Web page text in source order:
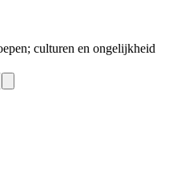
culturen en ongelijkheid